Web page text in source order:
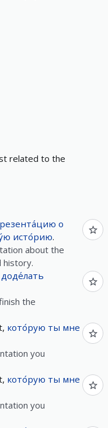
related to the
о
исто́рию.
about the
history.
доде́лать
the
кото́рую ты мне
you
кото́рую ты мне
you